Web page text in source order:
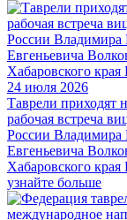
24 июля 2026
Таврели приходят
рабочая встреча
России Владимира
Евгеньевича
Хабаровского
узнайте больше